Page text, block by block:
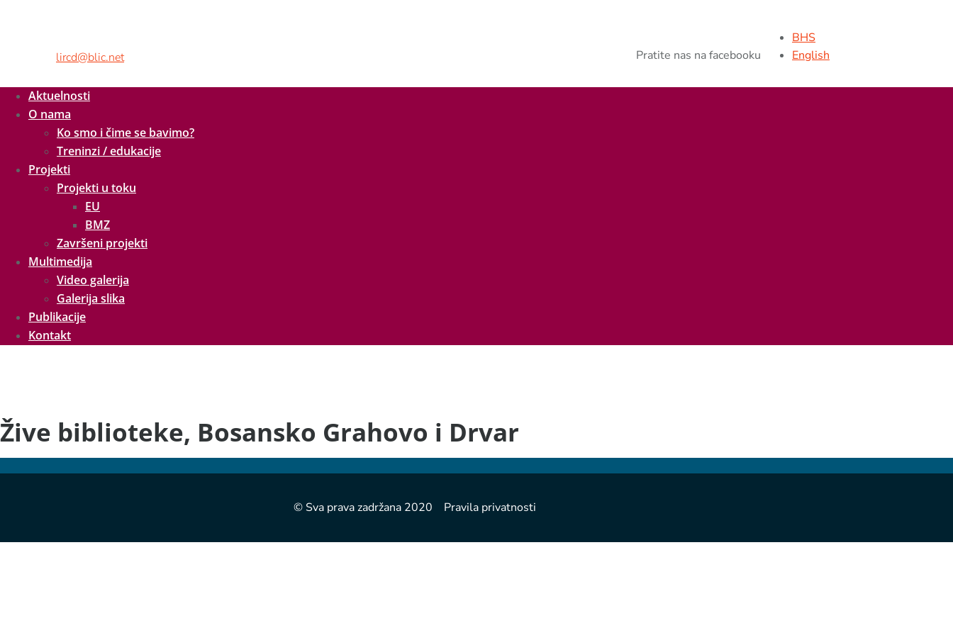
Pratite nas na facebooku
BHS
English
Aktuelnosti
O nama
Ko smo i čime se bavimo?
Treninzi / edukacije
Projekti
Projekti u toku
EU
BMZ
Završeni projekti
Multimedija
Video galerija
Galerija slika
Publikacije
Kontakt
Žive biblioteke, Bosansko Grahovo i Drvar
lircd@blic.net
© Sva prava zadržana 2020 Pravila privatnosti